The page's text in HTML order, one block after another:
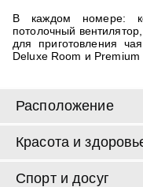
В каждом номере:
потолочный
для приготовления
Deluxe Room и Premium
Расположение
Красота и
Спорт и досуг